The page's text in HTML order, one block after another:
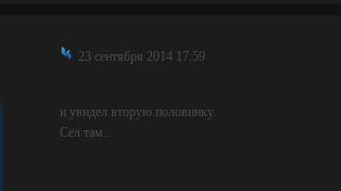
23 сентября 2014 17:59
и увидел вторую половинку.
Сел там..